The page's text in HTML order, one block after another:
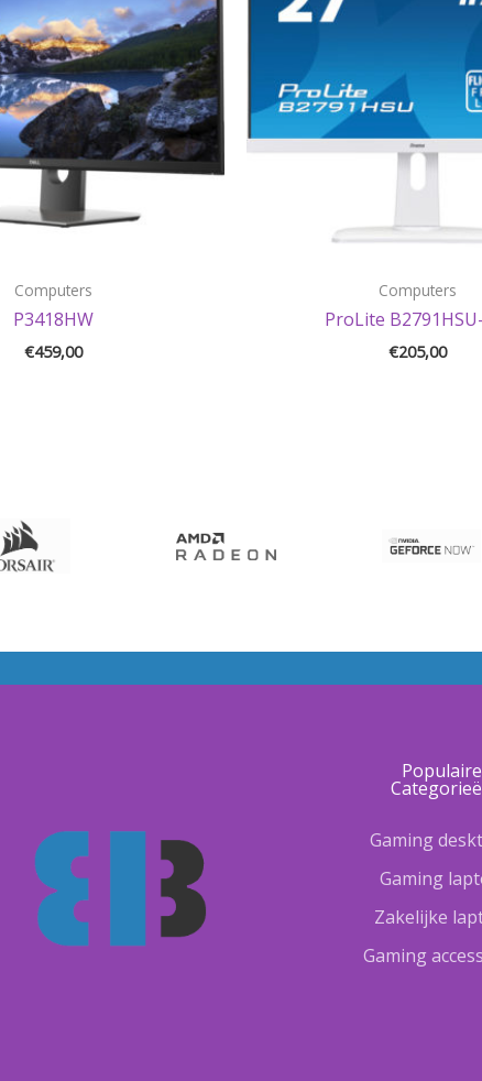
Computers
P3418HW
€459,00
Computers
ProLite
€205,00
Populaire
Gaming
Gaming
Zakelijke
Gaming